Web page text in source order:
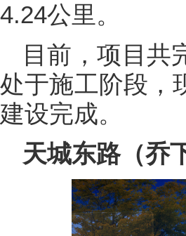
4.24公里。
目前，项目共
处于施工阶段，
建设完成。
天城东路（乔